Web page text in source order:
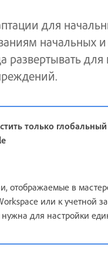
для
начальных
развертывать
только
отображаемые в
или к учетной
для настройки